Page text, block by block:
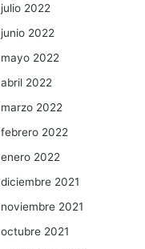
julio 2022
junio 2022
mayo 2022
abril 2022
marzo 2022
febrero 2022
enero 2022
diciembre 2021
noviembre 2021
octubre 2021